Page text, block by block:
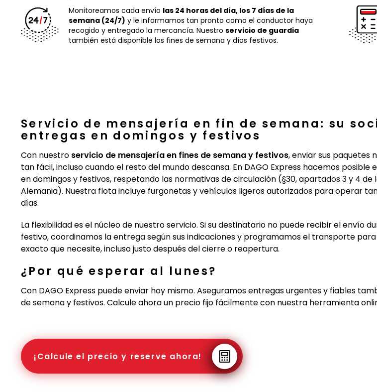
Monitoreamos cada envío las 24 horas del día, los 7 días de la
semana (24/7) y le informamos tan pronto como el conductor haya
recogido y entregado la mercancía. Nuestro servicio de guardia
también está disponible los fines de semana y días festivos.
Servicio de mensajería en fin de semana: su
entregas en domingos y festivos
Con nuestro servicio de mensajería en fines de semana y festivos, enviar sus paquetes
tan fácil, incluso cuando el resto del mundo descansa. En DAGO Express hacemos posible
en domingos y festivos, respetando las normativas de circulación (§30, apartados 3 y 4 de
Alemania). Nuestra flota incluye furgonetas y vehículos ligeros autorizados para operar
días.
La flexibilidad es el núcleo de nuestro servicio. Si su destinatario no puede recibir el envío
festivo, coordinamos la entrega según sus indicaciones y programamos el transporte
exacto que necesite, incluso justo después del cierre o reapertura.
¿Por qué esperar al lunes?
Con DAGO Express puede enviar hoy mismo. Aseguramos entregas urgentes y fiables
de semana y festivos. Calcule ahora un precio fijo fácilmente con nuestra herramienta
¡Calcule el precio y reserve ahora!